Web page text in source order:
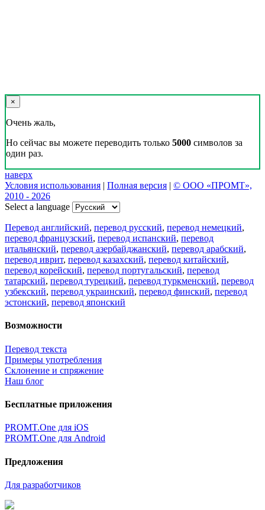
×
Очень жаль,
Но сейчас вы можете переводить только 5000 символов за
один раз.
наверх
Условия использования | Полная версия | © ООО «ПРОМТ»,
2010 - 2026
Select a language
Перевод английский, перевод русский, перевод немецкий,
перевод французский, перевод испанский, перевод
итальянский, перевод азербайджанский, перевод арабский,
перевод иврит, перевод казахский, перевод китайский,
перевод корейский, перевод португальский, перевод
татарский, перевод турецкий, перевод туркменский, перевод
узбекский, перевод украинский, перевод финский, перевод
эстонский, перевод японский
Возможности
Перевод текста
Примеры употребления
Склонение и спряжение
Наш блог
Бесплатные приложения
PROMT.One для iOS
PROMT.One для Android
Предложения
Для разработчиков